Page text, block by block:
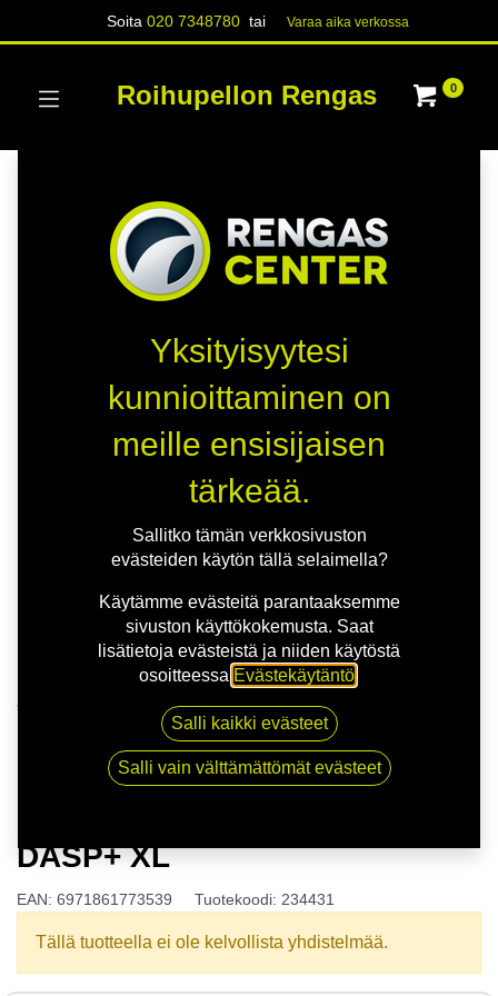
Soita020 7348780 tai Varaa aika verk​​​​ossa
Roihupellon Rengas 0
175/65R14 82T DOUBLE COIN DASP+ XL
DASP+ XL
EAN: 6971861773539 Tuotekoodi: 234431
Tällä tuotteella ei ole kelvollista yhdistelmää.
Yksityisyytesi
kunnioittaminen on
meille ensisijaisen
tärkeää.
Sallitko tämän verkkosivuston
evästeiden käytön tällä selaimella?
Käytämme evästeitä parantaaksemme
sivuston käyttökokemusta. Saat
lisätietoja evästeistä ja niiden käytöstä
osoitteessa Evästekäytäntö
Salli kaikki evästeet
Salli vain välttämättömät evästeet